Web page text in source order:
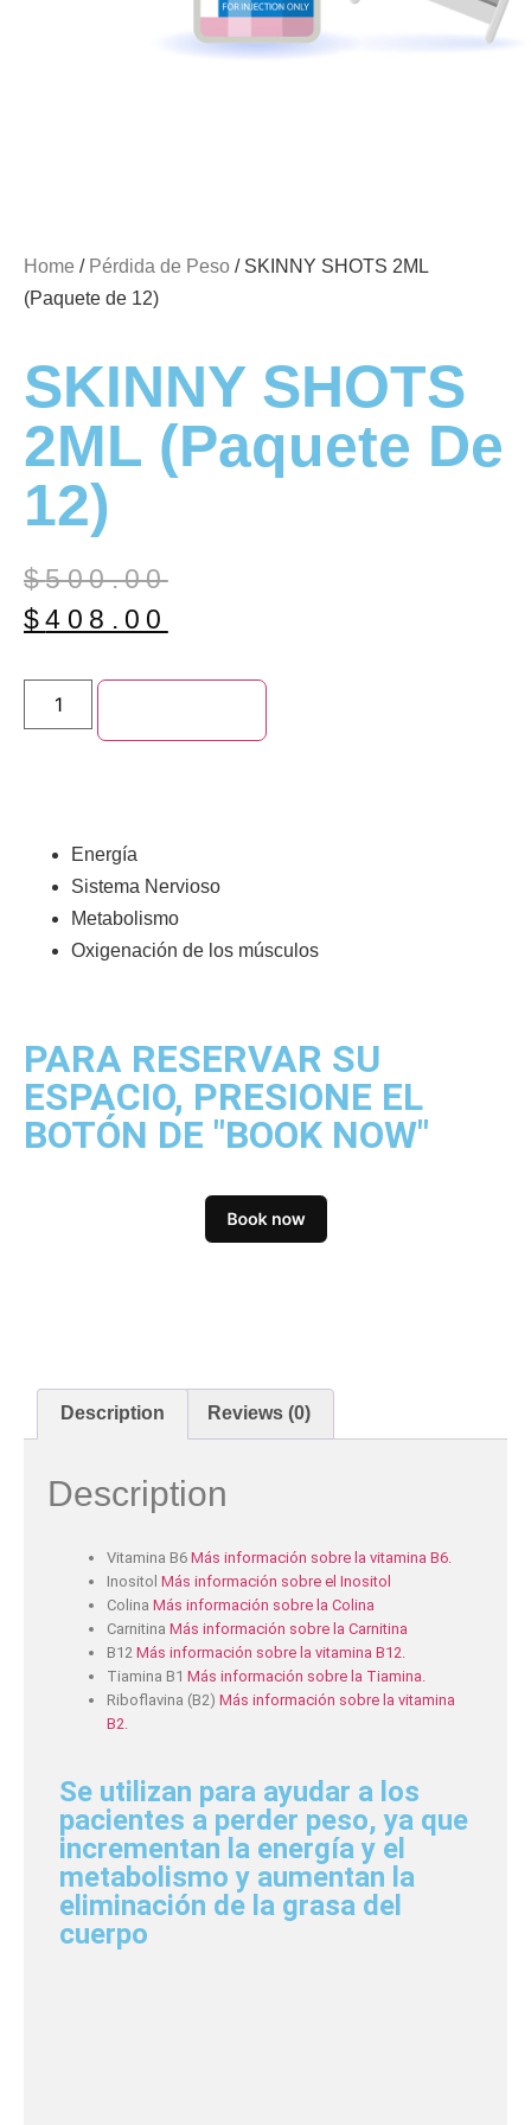
Home / Pérdida de Peso / SKINNY SHOTS 2ML
(Paquete de 12)
SKINNY SHOTS
2ML (Paquete De
12)
$500.00
$408.00
Energía
Sistema Nervioso
Metabolismo
Oxigenación de los músculos
PARA RESERVAR SU
ESPACIO, PRESIONE EL
BOTÓN DE "BOOK NOW"
Description Reviews (0)
Description
Vitamina B6 Más información sobre la vitamina B6.
Inositol Más información sobre el Inositol
Colina Más información sobre la Colina
Carnitina Más información sobre la Carnitina
B12 Más información sobre la vitamina B12.
Tiamina B1 Más información sobre la Tiamina.
Riboflavina (B2) Más información sobre la vitamina
B2.
Se utilizan para ayudar a los
pacientes a perder peso, ya que
incrementan la energía y el
metabolismo y aumentan la
eliminación de la grasa del
cuerpo